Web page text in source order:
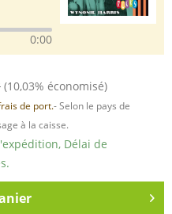
0:00
(10,03% économisé)
de port.- Selon le pays de
à la caisse.
Délai de